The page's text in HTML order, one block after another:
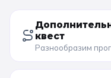
квест
Разнообразим